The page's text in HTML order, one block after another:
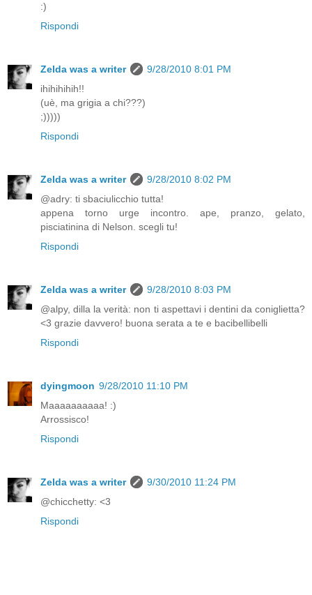
:)
Rispondi
Zelda was a writer
9/28/2010 8:01 PM
ihihihihih!!
(uè, ma grigia a chi???)
;)))))
Rispondi
Zelda was a writer
9/28/2010 8:02 PM
@adry: ti sbaciulicchio tutta!
appena torno urge incontro. ape, pranzo, gelato,
pisciatinina di Nelson. scegli tu!
Rispondi
Zelda was a writer
9/28/2010 8:03 PM
@alpy, dilla la verità: non ti aspettavi i dentini da coniglietta?
<3 grazie davvero! buona serata a te e bacibellibelli
Rispondi
dyingmoon 9/28/2010 11:10 PM
Maaaaaaaaaa! :)
Arrossisco!
Rispondi
Zelda was a writer
9/30/2010 11:24 PM
@chicchetty: <3
Rispondi